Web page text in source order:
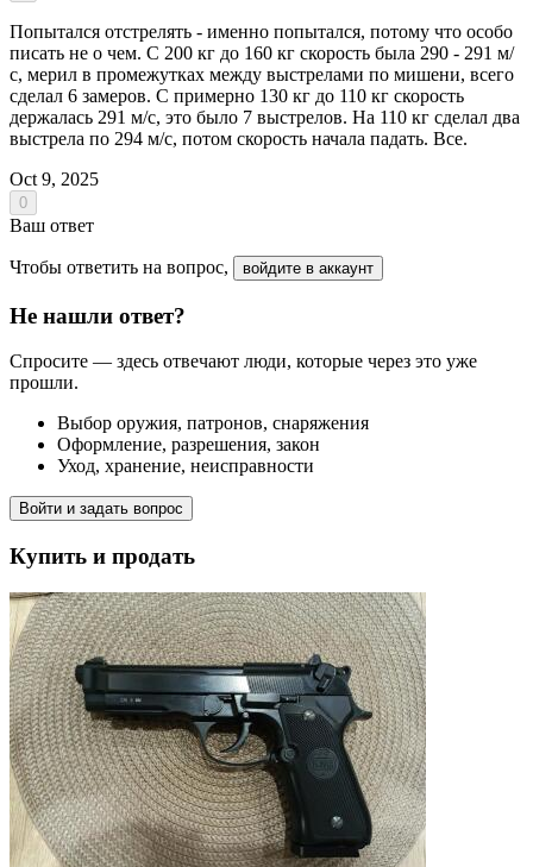
Попытался отстрелять - именно попытался, потому что особо
писать не о чем. С 200 кг до 160 кг скорость была 290 - 291 м/
с, мерил в промежутках между выстрелами по мишени, всего
сделал 6 замеров. С примерно 130 кг до 110 кг скорость
держалась 291 м/с, это было 7 выстрелов. На 110 кг сделал два
выстрела по 294 м/с, потом скорость начала падать. Все.
Oct 9, 2025
0
Ваш ответ
Чтобы ответить на вопрос, войдите в аккаунт
Не нашли ответ?
Спросите — здесь отвечают люди, которые через это уже
прошли.
Выбор оружия, патронов, снаряжения
Оформление, разрешения, закон
Уход, хранение, неисправности
Войти и задать вопрос
Купить и продать